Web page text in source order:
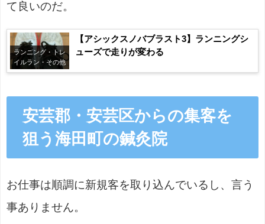
て良いのだ。
ランニング・トレ
イルラン・その他
【アシックスノバブラスト3】ランニングシ
ューズで走りが変わる
安芸郡・安芸区からの集客を
狙う海田町の鍼灸院
お仕事は順調に新規客を取り込んでいるし、言う
事ありません。